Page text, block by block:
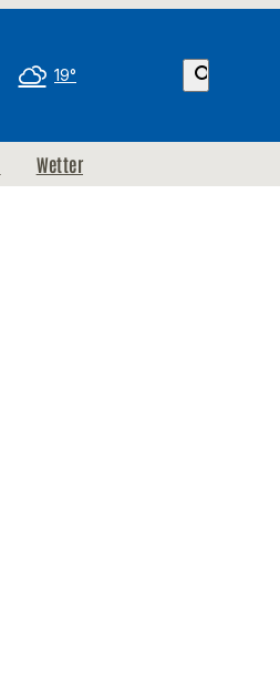
19° search
Wetter